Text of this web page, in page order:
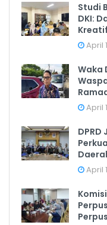
Studi
DKI:
Kreatif
April
Waka
April
DPRD
April